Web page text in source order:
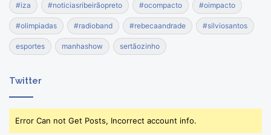
#iza #noticiasribeirãopreto #ocompacto #oimpacto
#olimpiadas #radioband #rebecaandrade #silviosantos
esportes manhashow sertãozinho
Twitter
Error Can not Get Posts, Incorrect account info.